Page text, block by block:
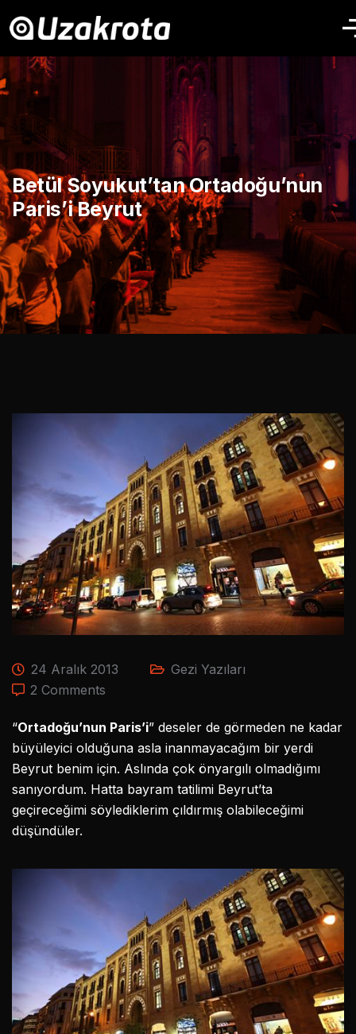
Betül Soyukut’tan Ortadoğu’nun
Paris’i Beyrut
24 Aralık 2013
Gezi Yazıları
2 Comments
“Ortadoğu’nun Paris’i” deseler de görmeden ne kadar
büyüleyici olduğuna asla inanmayacağım bir yerdi
Beyrut benim için. Aslında çok önyargılı olmadığımı
sanıyordum. Hatta bayram tatilimi Beyrut’ta
geçireceğimi söylediklerim çıldırmış olabileceğimi
düşündüler.